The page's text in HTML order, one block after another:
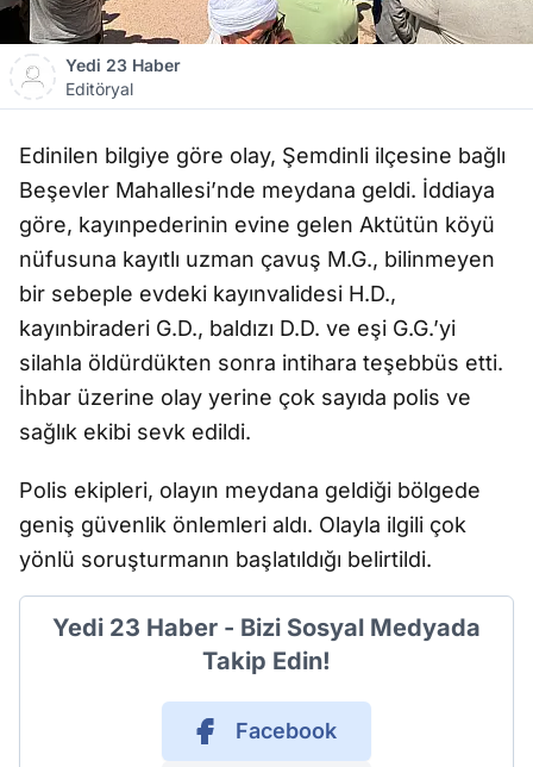
Yedi 23 Haber
Editöryal
Edinilen bilgiye göre olay, Şemdinli ilçesine bağlı
Beşevler Mahallesi’nde meydana geldi. İddiaya
göre, kayınpederinin evine gelen Aktütün köyü
nüfusuna kayıtlı uzman çavuş M.G., bilinmeyen
bir sebeple evdeki kayınvalidesi H.D.,
kayınbiraderi G.D., baldızı D.D. ve eşi G.G.’yi
silahla öldürdükten sonra intihara teşebbüs etti.
İhbar üzerine olay yerine çok sayıda polis ve
sağlık ekibi sevk edildi.
Polis ekipleri, olayın meydana geldiği bölgede
geniş güvenlik önlemleri aldı. Olayla ilgili çok
yönlü soruşturmanın başlatıldığı belirtildi.
Yedi 23 Haber - Bizi Sosyal Medyada
Takip Edin!
Facebook